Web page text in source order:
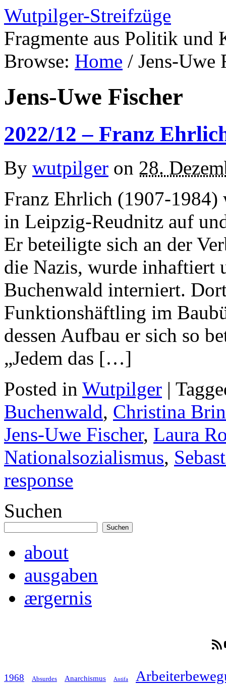
Wutpilger-Streifzüge
Fragmente aus Politik und
Browse: Home / Jens-Uwe
Jens-Uwe Fischer
2022/12 – Franz
By wutpilger on 28.
Franz Ehrlich (1907-
in Leipzig-Reudnitz auf
Er beteiligte sich an der
die Nazis, wurde inhaftiert
Buchenwald interniert.
Funktionshäftling im
dessen Aufbau er sich so
„Jedem das […]
Posted in Wutpilger |
Buchenwald, Christina
Jens-Uwe Fischer, Laura
Nationalsozialismus,
response
Suchen
Suchen
about
ausgaben
ærgernis
RSS-
1968 Absurdes Anarchismus Antifa